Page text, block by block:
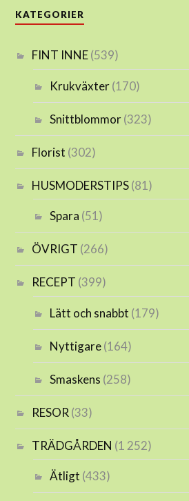
KATEGORIER
FINT INNE(539)
Krukväxter(170)
Snittblommor(323)
Florist (302)
HUSMODERSTIPS(81)
Spara (51)
ÖVRIGT (266)
RECEPT (399)
Lätt och snabbt (179)
Nyttigare(164)
Smaskens (258)
RESOR (33)
TRÄDGÅRDEN (1 252)
Ätligt (433)